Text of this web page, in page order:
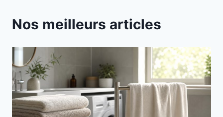
Nos meilleurs articles